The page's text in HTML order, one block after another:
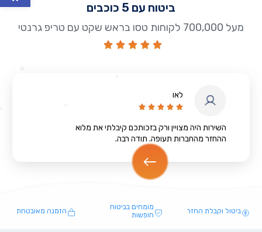
ביטוח עם 5 כוכבים
מעל 700,000 לקוחות טסו בראש שקט עם טריפ גרנטי





לאו





השירות היה מצויין ורק בזכותכם קיבלתי את מלוא
ההחזר מהחברות תעופה. תודה רבה.
ביטול וקבלת החזר
מומחים בביטוח
חופשות
הזמנה מאובטחת